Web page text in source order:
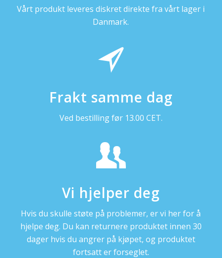
Vårt produkt leveres diskret direkte fra vårt lager i
Danmark.
Frakt samme dag
Ved bestilling før 13.00 CET.
Vi hjelper deg
Hvis du skulle støte på problemer, er vi her for å
hjelpe deg. Du kan returnere produktet innen 30
dager hvis du angrer på kjøpet, og produktet
fortsatt er forseglet.